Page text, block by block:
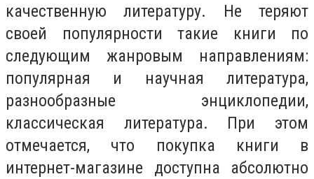
качественную литературу. Не теряют
своей популярности такие книги по
следующим жанровым направлениям:
популярная и научная литература,
разнообразные энциклопедии,
классическая литература. При этом
отмечается, что покупка книги в
интернет-магазине доступна абсолютно